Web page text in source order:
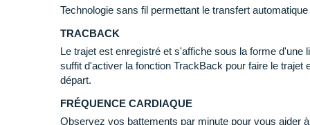
Longueur bracelet silicone ajustable : 135 mm
Longueur bracelet silicone boucle : 105 mm
Longueur totale : 240 mm
Convient aux poignets d'une circonférence de
Technologie sans fil permettant le transfert
TRACBACK
Le trajet est enregistré et s'affiche sous la forme d'une
suffit d'activer la fonction TrackBack pour faire le trajet
départ.
FRÉQUENCE CARDIAQUE
Observez vos battements par minute pour vous aider